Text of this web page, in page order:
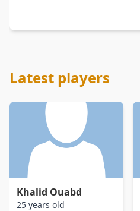
Latest players
Khalid Ouabd
25 years old